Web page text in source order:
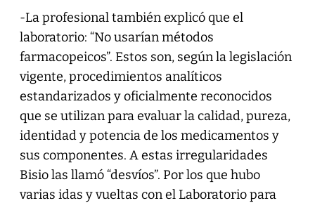
-La profesional también explicó que el
laboratorio: “No usarían métodos
farmacopeicos”. Estos son, según la legislación
vigente, procedimientos analíticos
estandarizados y oficialmente reconocidos
que se utilizan para evaluar la calidad, pureza,
identidad y potencia de los medicamentos y
sus componentes. A estas irregularidades
Bisio las llamó “desvíos”. Por los que hubo
varias idas y vueltas con el Laboratorio para